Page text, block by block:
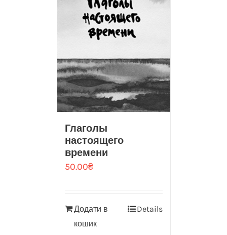
Глаголы
настоящего
времени
50.00₴
Додати в
кошик
Details